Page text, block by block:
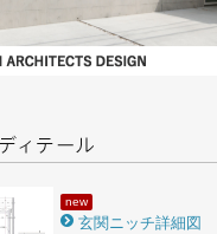
new
玄関ニッチ詳細図